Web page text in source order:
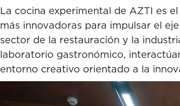
La cocina experimental de AZTI es
más innovadoras para impulsar el
sector de la restauración y la
laboratorio gastronómico,
entorno creativo orientado a la